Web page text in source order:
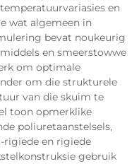
en
wat algemeen in
bevat noukeurig
en smeerstowwe
om optimale
om die strukturele
van die skuim te
toon opmerklike
poliuretaanstelsels,
rigiede en rigiede
gebruik